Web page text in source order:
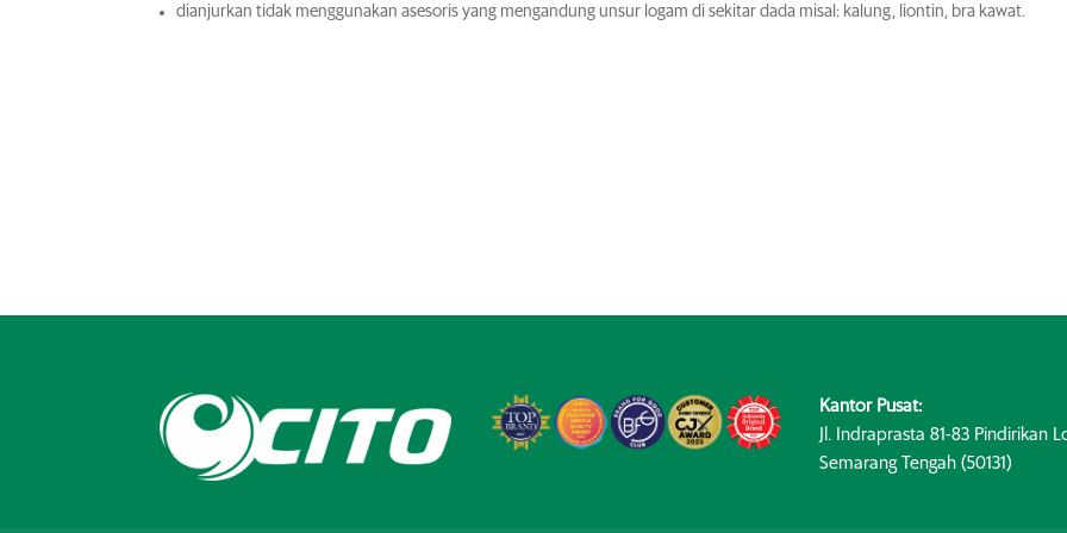
dianjurkan tidak menggunakan asesoris yang mengandung unsur logam di sekitar dada misal: kalung, liontin, bra kawat.
Kantor Pusat:
Jl. Indraprasta 81-83 Pindirikan
Semarang Tengah (50131)